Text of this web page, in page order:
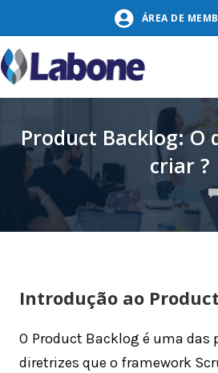
conteúdo
ÁREA DE
Product Backlog: O
criar ?
Introdução ao
O Product Backlog é uma das
diretrizes que o framework